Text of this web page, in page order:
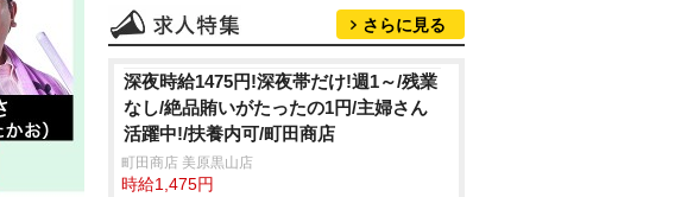
さらに見る
深夜時給1475円!深夜帯だけ!週1～/残業
なし/絶品賄いがたったの1円/主婦さん
活躍中!/扶養内可/町田商店
町田商店 美原黒山店
時給1,475円